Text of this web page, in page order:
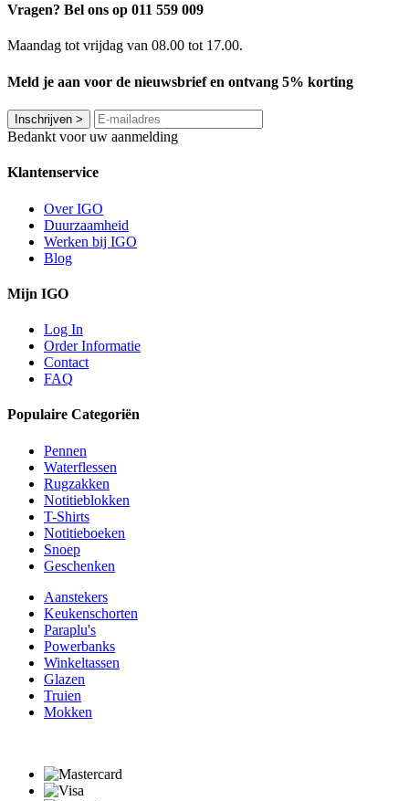
Vragen? Bel ons op 011 559 009
Maandag tot vrijdag van 08.00 tot 17.00.
Meld je aan voor de nieuwsbrief en ontvang 5% korting
Inschrijven >
Bedankt voor uw aanmelding
Klantenservice
Over IGO
Duurzaamheid
Werken bij IGO
Blog
Mijn IGO
Log In
Order Informatie
Contact
FAQ
Populaire Categoriën
Pennen
Waterflessen
Rugzakken
Notitieblokken
T-Shirts
Notitieboeken
Snoep
Geschenken
Aanstekers
Keukenschorten
Paraplu's
Powerbanks
Winkeltassen
Glazen
Truien
Mokken